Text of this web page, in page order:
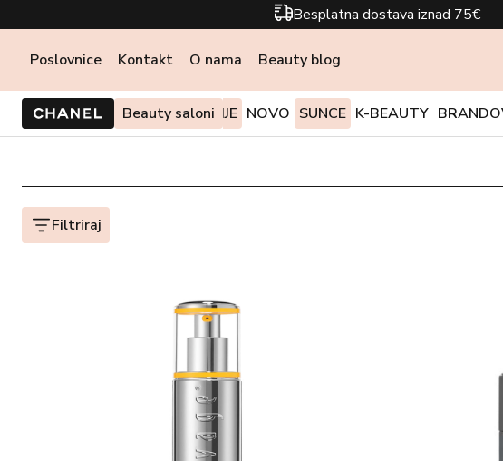
Besplatna dostava iznad 75€
Poslovnice Kontakt O nama Beauty blog
Beauty saloni
PONUDE I AKCIJE NOVO SUNCE K-BEAUTY
Filtriraj